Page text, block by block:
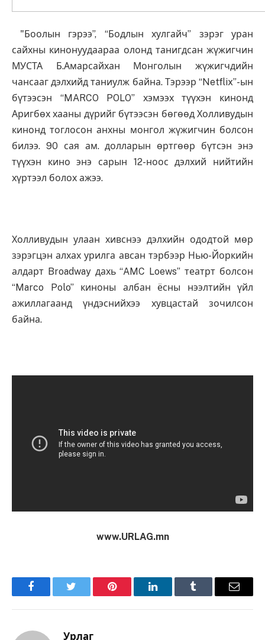
"Боолын гэрээ”, “Бодлын хулгайч” зэрэг уран
сайхны кинонуудаараа олонд танигдсан жүжигчин
МУСТА Б.Амарсайхан Монголын жүжигчдийн
чансааг дэлхийд таниулж байна. Тэрээр “Netflix”-ын
бүтээсэн “MARCO POLO” хэмээх түүхэн кинонд
Аригбөх хааны дүрийг бүтээсэн бөгөөд Холливудын
кинонд тоглосон анхны монгол жүжигчин болсон
билээ. 90 сая ам. долларын өртгөөр бүтсэн энэ
түүхэн кино энэ сарын 12-ноос дэлхий нийтийн
хүртээл болох ажээ.
Холливудын улаан хивснээ дэлхийн ододтой мөр
зэрэгцэн алхах урилга авсан тэрбээр Нью-Йоркийн
алдарт Broadway дахь “AMC Loews” театрт болсон
“Marco Polo” киноны албан ёсны нээлтийн үйл
ажиллагаанд үндэснийхээ хувцастай зочилсон
байна.
www.URLAG.mn
FacebookTwitter Pinterest LinkedInTumblr Имэйл
Урлаг